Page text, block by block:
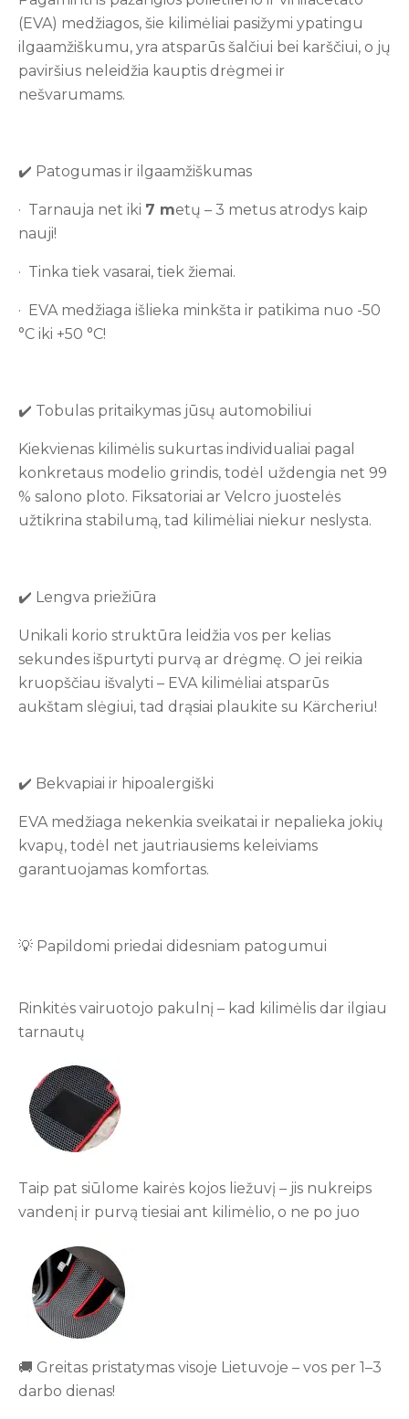
(EVA) medžiagos, šie kilimėliai pasižymi ypatingu
ilgaamžiškumu, yra atsparūs šalčiui bei karščiui, o jų
paviršius neleidžia kauptis drėgmei ir
nešvarumams.
✔️ Patogumas ir ilgaamžiškumas
· Tarnauja net iki 7 metų – 3 metus atrodys kaip
nauji!
· Tinka tiek vasarai, tiek žiemai.
· EVA medžiaga išlieka minkšta ir patikima nuo -50
°C iki +50 °C!
✔️ Tobulas pritaikymas jūsų automobiliui
Kiekvienas kilimėlis sukurtas individualiai pagal
konkretaus modelio grindis, todėl uždengia net 99
% salono ploto. Fiksatoriai ar Velcro juostelės
užtikrina stabilumą, tad kilimėliai niekur neslysta.
✔️ Lengva priežiūra
Unikali korio struktūra leidžia vos per kelias
sekundes išpurtyti purvą ar drėgmę. O jei reikia
kruopščiau išvalyti – EVA kilimėliai atsparūs
aukštam slėgiui, tad drąsiai plaukite su Kärcheriu!
✔️ Bekvapiai ir hipoalergiški
EVA medžiaga nekenkia sveikatai ir nepalieka jokių
kvapų, todėl net jautriausiems keleiviams
garantuojamas komfortas.
💡 Papildomi priedai didesniam patogumui
Rinkitės vairuotojo pakulnį – kad kilimėlis dar ilgiau
tarnautų
Taip pat siūlome kairės kojos liežuvį – jis nukreips
vandenį ir purvą tiesiai ant kilimėlio, o ne po juo
🚚 Greitas pristatymas visoje Lietuvoje – vos per 1–3
darbo dienas!